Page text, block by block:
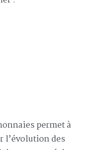
permet à
l’évolution des